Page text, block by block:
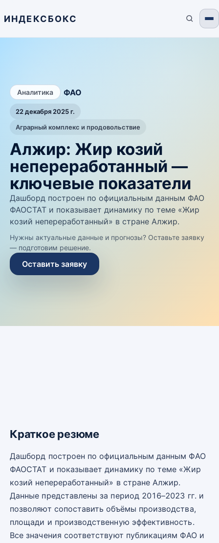
ИНДЕКСБОКС
Аналитика ФАО
22 декабря 2025 г.
Аграрный комплекс и продовольствие
Алжир: Жир козий
непереработанный —
ключевые показатели
Дашборд построен по официальным данным ФАО
ФАОСТАТ и показывает динамику по теме «Жир
козий непереработанный» в стране Алжир.
Нужны актуальные данные и прогнозы? Оставьте заявку
— подготовим решение.
Оставить заявку
Краткое резюме
Дашборд построен по официальным данным ФАО
ФАОСТАТ и показывает динамику по теме «Жир
козий непереработанный» в стране Алжир.
Данные представлены за период 2016–2023 гг. и
позволяют сопоставить объёмы производства,
площади и производственную эффективность.
Все значения соответствуют публикациям ФАО и